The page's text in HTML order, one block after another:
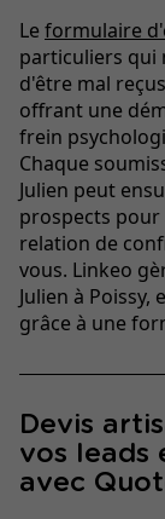
Le formulaire
particuliers qui
d'être mal
offrant une
frein
Chaque
Julien peut
prospects
relation de
vous. Linkeo
Julien à
grâce à une
Devis
vos
avec